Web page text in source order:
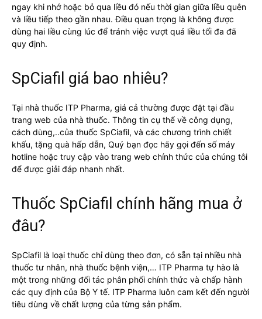
ngay khi nhớ hoặc bỏ qua liều đó nếu thời gian giữa liều quên
và liều tiếp theo gần nhau. Điều quan trọng là không được
dùng hai liều cùng lúc để tránh việc vượt quá liều tối đa đã
quy định.
SpCiafil giá bao nhiêu?
Tại nhà thuốc ITP Pharma, giá cả thường được đặt tại đầu
trang web của nhà thuốc. Thông tin cụ thể về công dụng,
cách dùng,..của thuốc SpCiafil, và các chương trình chiết
khấu, tặng quà hấp dẫn, Quý bạn đọc hãy gọi đến số máy
hotline hoặc truy cập vào trang web chính thức của chúng tôi
để được giải đáp nhanh nhất.
Thuốc SpCiafil chính hãng mua ở
đâu?
SpCiafil là loại thuốc chỉ dùng theo đơn, có sẵn tại nhiều nhà
thuốc tư nhân, nhà thuốc bệnh viện,… ITP Pharma tự hào là
một trong những đối tác phân phối chính thức và chấp hành
các quy định của Bộ Y tế. ITP Pharma luôn cam kết đến người
tiêu dùng về chất lượng của từng sản phẩm.